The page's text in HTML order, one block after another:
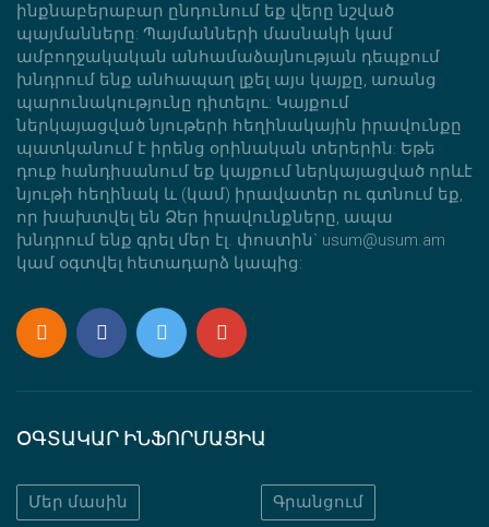
ինքնաբերաբար ընդունում եք վերը նշված
պայմանները: Պայմանների մասնակի կամ
ամբողջակական անհամաձայնության դեպքում
խնդրում ենք անհապաղ լքել այս կայքը, առանց
պարունակությունը դիտելու: Կայքում
ներկայացված նյութերի հեղինակային իրավունքը
պատկանում է իրենց օրինական տերերին: Եթե
դուք հանդիսանում եք կայքում ներկայացված որևէ
նյութի հեղինակ և (կամ) իրավատեր ու գտնում եք,
որ խախտվել են Ձեր իրավունքները, ապա
խնդրում ենք գրել մեր էլ. փոստին` usum@usum.am
կամ օգտվել հետադարձ կապից:
ՕԳՏԱԿԱՐ ԻՆՖՈՐՄԱՑԻԱ
Մեր մասին Գրանցում